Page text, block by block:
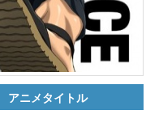
アニメタイトル